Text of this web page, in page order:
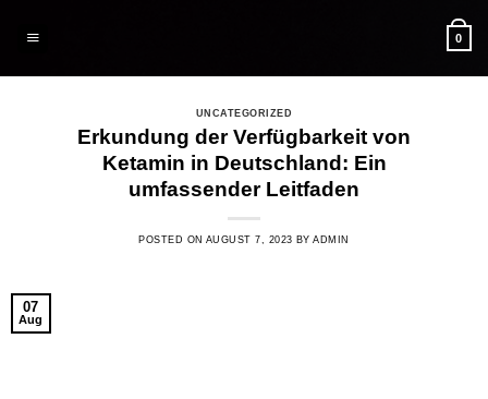
0
UNCATEGORIZED
Erkundung der Verfügbarkeit von
Ketamin in Deutschland: Ein
umfassender Leitfaden
POSTED ON AUGUST 7, 2023 BYADMIN
07
Aug